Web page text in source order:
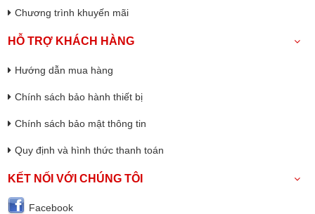
Chương trình khuyến mãi
HỖ TRỢ KHÁCH HÀNG
Hướng dẫn mua hàng
Chính sách bảo hành thiết bị
Chính sách bảo mật thông tin
Quy định và hình thức thanh toán
KẾT NỐI VỚI CHÚNG TÔI
Facebook